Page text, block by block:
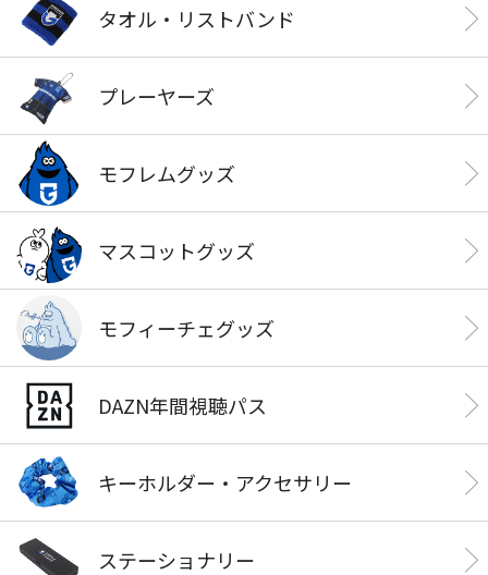
タオル・リストバンド
プレーヤーズ
モフレムグッズ
マスコットグッズ
モフィーチェグッズ
DAZN年間視聴パス
キーホルダー・アクセサリー
ステーショナリー